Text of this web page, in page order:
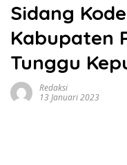
Sidang
Kabupaten
Tunggu
Redaksi
13 Januari 2023